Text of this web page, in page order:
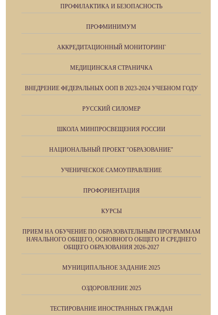
ПРОФИЛАКТИКА И БЕЗОПАСНОСТЬ
ПРОФМИНИМУМ
АККРЕДИТАЦИОННЫЙ МОНИТОРИНГ
МЕДИЦИНСКАЯ СТРАНИЧКА
ВНЕДРЕНИЕ ФЕДЕРАЛЬНЫХ ООП В 2023-2024 УЧЕБНОМ ГОДУ
РУССКИЙ СИЛОМЕР
ШКОЛА МИНПРОСВЕЩЕНИЯ РОССИИ
НАЦИОНАЛЬНЫЙ ПРОЕКТ "ОБРАЗОВАНИЕ"
УЧЕНИЧЕСКОЕ САМОУПРАВЛЕНИЕ
ПРОФОРИЕНТАЦИЯ
КУРСЫ
ПРИЕМ НА ОБУЧЕНИЕ ПО ОБРАЗОВАТЕЛЬНЫМ ПРОГРАММАМ
НАЧАЛЬНОГО ОБЩЕГО, ОСНОВНОГО ОБЩЕГО И СРЕДНЕГО
ОБЩЕГО ОБРАЗОВАНИЯ 2026-2027
МУНИЦИПАЛЬНОЕ ЗАДАНИЕ 2025
ОЗДОРОВЛЕНИЕ 2025
ТЕСТИРОВАНИЕ ИНОСТРАННЫХ ГРАЖДАН